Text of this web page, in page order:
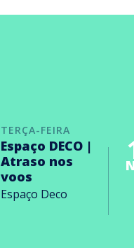
TERÇA-FEIRA
Espaço DECO |
Atraso nos
voos
Espaço Deco